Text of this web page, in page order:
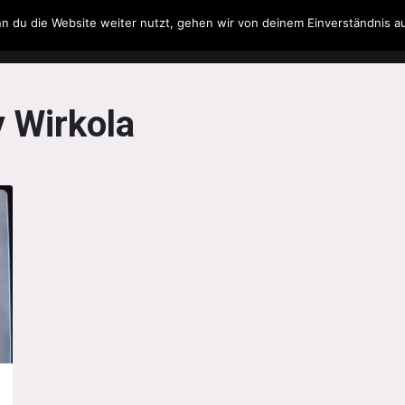
Filme & Serien Musik Spielzeug Literatur
Wirkola
du die Website weiter nutzt, gehen wir von deinem Einverständnis